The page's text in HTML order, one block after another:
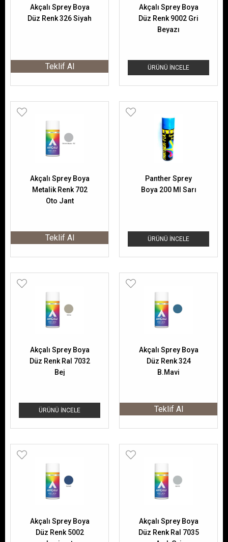
Akçalı Sprey Boya
Düz Renk 326 Siyah
Teklif Al ÜRÜNÜ İNCELE
Akçalı Sprey Boya
Düz Renk 9002 Gri
Beyazı
Akçalı Sprey Boya
Metalik Renk 702
Oto Jant
Teklif Al ÜRÜNÜ İNCELE
Panther Sprey
Boya 200 Ml Sarı
ÜRÜNÜ İNCELE
Akçalı Sprey Boya
Düz Renk Ral 7032
Bej
Akçalı Sprey Boya
Düz Renk 324
B.Mavi
Teklif Al
Akçalı Sprey Boya
Düz Renk 5002
Akçalı Sprey Boya
Düz Renk Ral 7035